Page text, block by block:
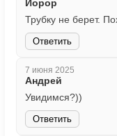
Иорор
Трубку не берет.
Ответить
7 июня 2025
Андрей
Увидимся?))
Ответить